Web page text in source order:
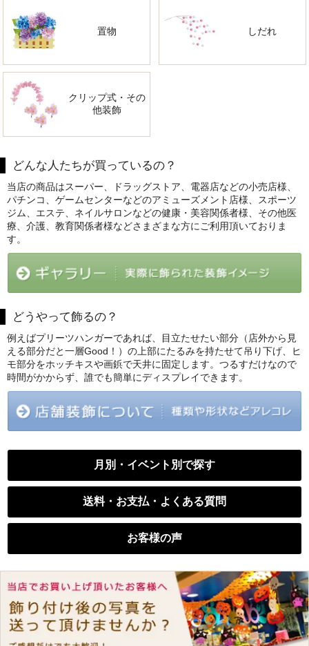
置物 しだれ
クリップ式・その
他装飾
どんな人たちが買っているの？
当店の商品はスーパー、ドラッグストア、電器店などの小売店様、
パチンコ、ゲームセンターなどのアミューズメント店様、スポーツ
ジム、エステ、ネイルサロンなどの健康・美容関係者様、その他医
療、介護、教育関係者様などさまざまな方にご利用頂いておりま
す。
どうやって飾るの？
例えばプリーツハンガーであれば、目立たせたい部分（店外から見
える部分だと一層Good！）の上部にたるみを持たせて吊り下げ、ヒ
モ部分をホッチキスや画鋲で天井に固定します。つるすだけなので
時間がかからず、誰でも簡単にディスプレイできます。
月別・イベント別で探す
送料・お支払・よくある質問
お客様の声